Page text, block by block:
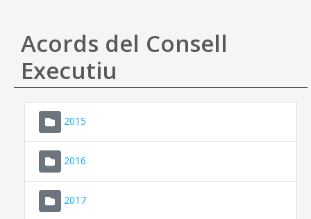
Ajuda
Acords del Consell
Executiu
2015
2016
2017